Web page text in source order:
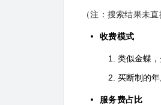
（注：搜索结果未
收费模式
类似金蝶
买断制的
服务费占比